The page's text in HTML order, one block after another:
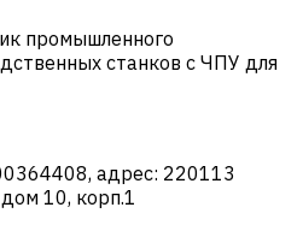
промышленного
станков с ЧПУ для
адрес: 220113
10, корп.1